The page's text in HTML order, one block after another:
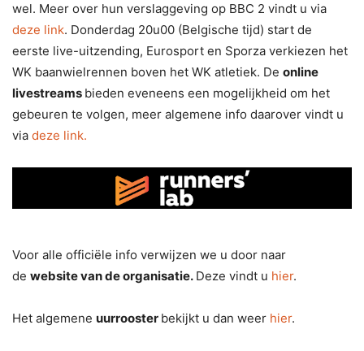
wel. Meer over hun verslaggeving op BBC 2 vindt u via
deze link. Donderdag 20u00 (Belgische tijd) start de
eerste live-uitzending, Eurosport en Sporza verkiezen het
WK baanwielrennen boven het WK atletiek. De online
livestreams bieden eveneens een mogelijkheid om het
gebeuren te volgen, meer algemene info daarover vindt u
via deze link.
Voor alle officiële info verwijzen we u door naar
de website van de organisatie. Deze vindt u hier.
Het algemene uurrooster bekijkt u dan weer hier.